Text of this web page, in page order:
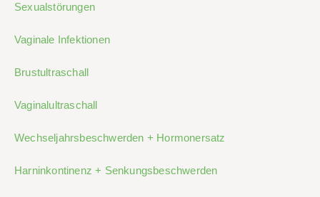
Sexualstörungen
Vaginale Infektionen
Brustultraschall
Vaginalultraschall
Wechseljahrsbeschwerden + Hormonersatz
Harninkontinenz + Senkungsbeschwerden